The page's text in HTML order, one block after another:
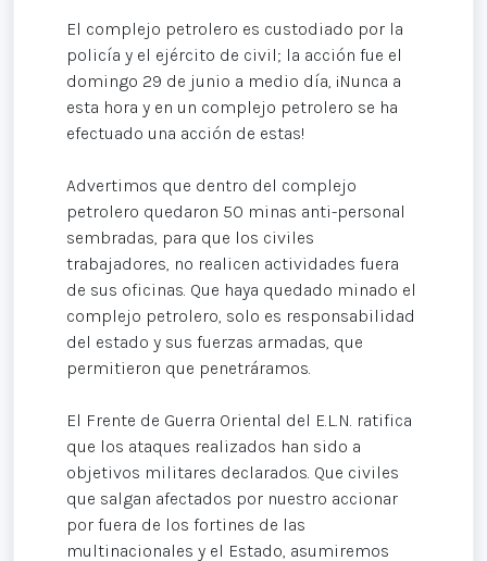
El complejo petrolero es custodiado por la
policía y el ejército de civil; la acción fue el
domingo 29 de junio a medio día, ¡Nunca a
esta hora y en un complejo petrolero se ha
efectuado una acción de estas!
Advertimos que dentro del complejo
petrolero quedaron 50 minas anti-personal
sembradas, para que los civiles
trabajadores, no realicen actividades fuera
de sus oficinas. Que haya quedado minado el
complejo petrolero, solo es responsabilidad
del estado y sus fuerzas armadas, que
permitieron que penetráramos.
El Frente de Guerra Oriental del E.L.N. ratifica
que los ataques realizados han sido a
objetivos militares declarados. Que civiles
que salgan afectados por nuestro accionar
por fuera de los fortines de las
multinacionales y el Estado, asumiremos